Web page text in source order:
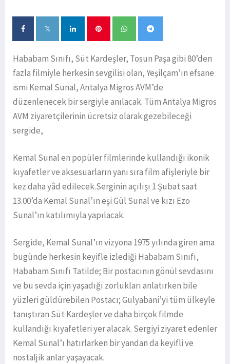
Hababam Sınıfı, Süt Kardeşler, Tosun Paşa gibi 80’den
fazla filmiyle herkesin sevgilisi olan, Yeşilçam’ın efsane
ismi Kemal Sunal, Antalya Migros AVM’de
düzenlenecek bir sergiyle anılacak. Tüm Antalya Migros
AVM ziyaretçilerinin ücretsiz olarak gezebileceği
sergide,
Kemal Sunal en popüler filmlerinde kullandığı ikonik
kıyafetler ve aksesuarların yanı sıra film afişleriyle bir
kez daha yâd edilecek.Serginin açılışı 1 Şubat saat
13.00’da Kemal Sunal’ın eşi Gül Sunal ve kızı Ezo
Sunal’ın katılımıyla yapılacak.
Sergide, Kemal Sunal’ın vizyona 1975 yılında giren ama
bugünde herkesin keyifle izlediği Hababam Sınıfı,
Hababam Sınıfı Tatilde; Bir postacının gönül sevdasını
ve bu sevda için yaşadığı zorlukları anlatırken bile
yüzleri güldürebilen Postacı; Gulyabani’yi tüm ülkeyle
tanıştıran Süt Kardeşler ve daha birçok filmde
kullandığı kıyafetleri yer alacak. Sergiyi ziyaret edenler
Kemal Sunal’ı hatırlarken bir yandan da keyifli ve
nostaljik anlar yaşayacak.